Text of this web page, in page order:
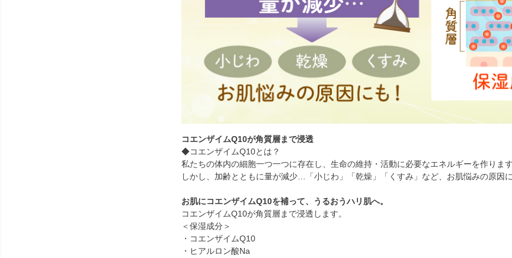
コエンザイムQ10が角質層まで浸透
◆コエンザイムQ10とは？
私たちの体内の細胞一つ一つに存在し、生命の維持・活動に必要なエネルギーを作ります
しかし、加齢とともに量が減少…「小じわ」「乾燥」「くすみ」など、お肌悩みの原因に
お肌にコエンザイムQ10を補って、うるおうハリ肌へ。
コエンザイムQ10が角質層まで浸透します。
＜保湿成分＞
・コエンザイムQ10
・ヒアルロン酸Na